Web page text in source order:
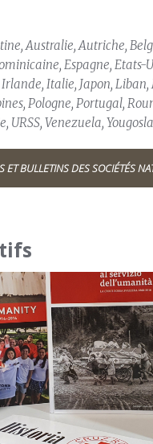
Australie, Autriche,
Espagne, Etats-
Italie, Japon,
Pologne, Portugal,
URSS, Venezuela,
ET BULLETINS DES SOCIÉTÉS